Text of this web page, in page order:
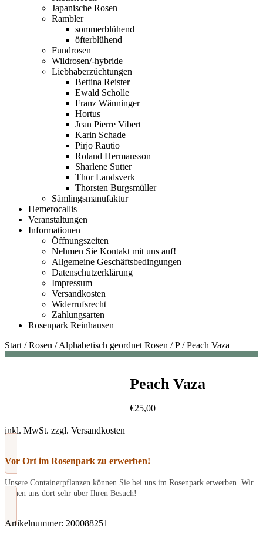
Japanische Rosen
Rambler
sommerblühend
öfterblühend
Fundrosen
Wildrosen/-hybride
Liebhaberzüchtungen
Bettina Reister
Ewald Scholle
Franz Wänninger
Hortus
Jean Pierre Vibert
Karin Schade
Pirjo Rautio
Roland Hermansson
Sharlene Sutter
Thor Landsverk
Thorsten Burgsmüller
Sämlingsmanufaktur
Hemerocallis
Veranstaltungen
Informationen
Öffnungszeiten
Nehmen Sie Kontakt mit uns auf!
Allgemeine Geschäftsbedingungen
Datenschutzerklärung
Impressum
Versandkosten
Widerrufsrecht
Zahlungsarten
Rosenpark Reinhausen
Start /Rosen /Alphabetisch geordnet Rosen /P/Peach Vaza
Peach Vaza
€25,00
inkl. MwSt. zzgl. Versandkosten
Vor Ort im Rosenpark zu erwerben!
Unsere Containerpflanzen können Sie bei uns im Rosenpark erwerben. Wir
freuen uns dort sehr über Ihren Besuch!
Artikelnummer: 200088251